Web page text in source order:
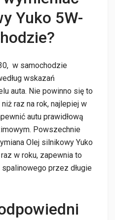
Yuko 5W-
w samochodzie
wskazań
auta. Nie powinno się to
raz na rok, najlepiej w
autu prawidłową
Powszechnie
Olej silnikowy Yuko
w roku, zapewnia to
przez długie